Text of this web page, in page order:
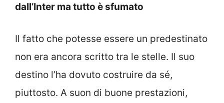
dall’Inter ma tutto è sfumato
Il fatto che potesse essere un predestinato
non era ancora scritto tra le stelle. Il suo
destino l’ha dovuto costruire da sé,
piuttosto. A suon di buone prestazioni,